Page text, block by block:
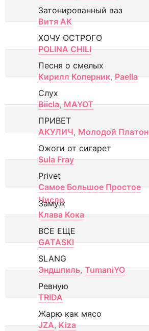
Затонированный ваз
Витя АК
ХОЧУ ОСТРОГО
POLINA CHILI
Песня о смелых
Кирилл Коперник, Paella
Слух
Biicla, MAYOT
ПРИВЕТ
АКУЛИЧ, Молодой Платон
Ожоги от сигарет
Sula Fray
Privet
Самое Большое Простое
Число
Замуж
Клава Кока
ВСЕ ЕЩЕ
GATASKI
SLANG
Эндшпиль, TumaniYO
Ревную
TRIDA
Жарю как мясо
JZA, Kiza